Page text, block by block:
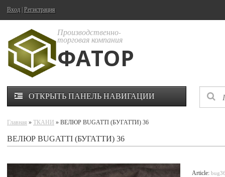
Вход Регистрация
Производственно-
торговая компания
ФАТОР
ОТКРЫТЬ ПАНЕЛЬ НАВИГАЦИИ
Главная » ТКАНИ » ВЕЛЮР BUGATTI (БУГАТТИ) 36
ВЕЛЮР BUGATTI (БУГАТТИ) 36
Article: